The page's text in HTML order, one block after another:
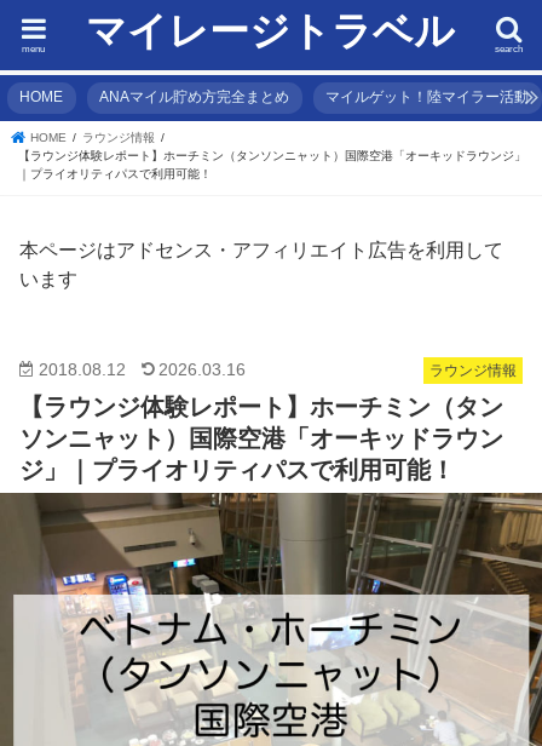
マイレージトラベル search
menu
HOME ANAマイル貯め方完全まとめ マイルゲット！陸マイラー活動
HOME
ラウンジ情報
【ラウンジ体験レポート】ホーチミン（タンソンニャット）国際空港「オーキッドラウンジ」
｜プライオリティパスで利用可能！
本ページはアドセンス・アフィリエイト広告を利用して
います
ラウンジ情報
2018.08.12 2026.03.16
【ラウンジ体験レポート】ホーチミン（タン
ソンニャット）国際空港「オーキッドラウン
ジ」｜プライオリティパスで利用可能！